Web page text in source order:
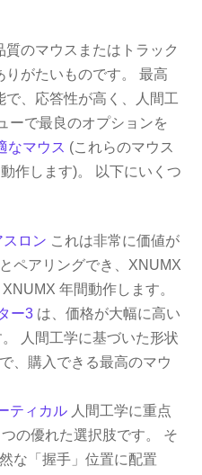
のマウスまたはトラック
がたいものです。 最高
、応答性が高く、人間工
ーで最良のオプションを
なマウス (これらのマウス
作します)。 以下にいくつ
スロン これは非常に価値が
ペアリングでき、XNUMX
年間動作します。
ー3 は、価格が大幅に高い
人間工学に基づいた形状
、購入できる最高のマウ
ティカル 人間工学に重点
の優れた選択肢です。 そ
な「握手」位置に配置